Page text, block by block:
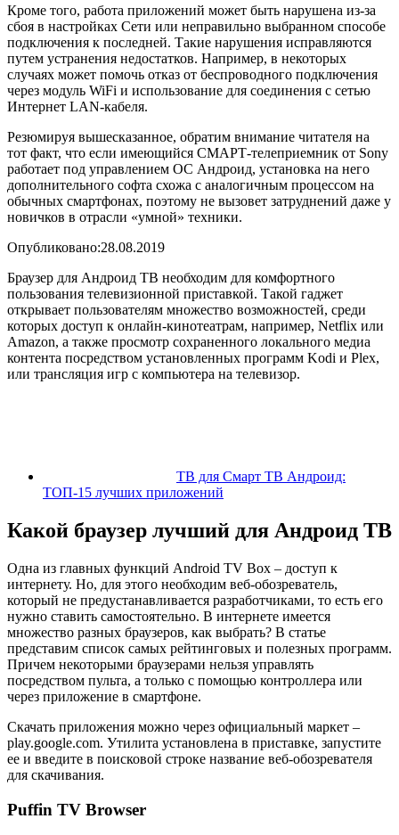
Кроме того, работа приложений может быть нарушена из-за
сбоя в настройках Сети или неправильно выбранном способе
подключения к последней. Такие нарушения исправляются
путем устранения недостатков. Например, в некоторых
случаях может помочь отказ от беспроводного подключения
через модуль WiFi и использование для соединения с сетью
Интернет LAN-кабеля.
Резюмируя вышесказанное, обратим внимание читателя на
тот факт, что если имеющийся СМАРТ-телеприемник от Sony
работает под управлением ОС Андроид, установка на него
дополнительного софта схожа с аналогичным процессом на
обычных смартфонах, поэтому не вызовет затруднений даже у
новичков в отрасли «умной» техники.
Опубликовано:28.08.2019
Браузер для Андроид ТВ необходим для комфортного
пользования телевизионной приставкой. Такой гаджет
открывает пользователям множество возможностей, среди
которых доступ к онлайн-кинотеатрам, например, Netflix или
Amazon, а также просмотр сохраненного локального медиа
контента посредством установленных программ Kodi и Plex,
или трансляция игр с компьютера на телевизор.
ТВ для Смарт ТВ Андроид:
ТОП-15 лучших приложений
Какой браузер лучший для Андроид ТВ
Одна из главных функций Android TV Box – доступ к
интернету. Но, для этого необходим веб-обозреватель,
который не предустанавливается разработчиками, то есть его
нужно ставить самостоятельно. В интернете имеется
множество разных браузеров, как выбрать? В статье
представим список самых рейтинговых и полезных программ.
Причем некоторыми браузерами нельзя управлять
посредством пульта, а только с помощью контроллера или
через приложение в смартфоне.
Скачать приложения можно через официальный маркет –
play.google.com. Утилита установлена в приставке, запустите
ее и введите в поисковой строке название веб-обозревателя
для скачивания.
Puffin TV Browser